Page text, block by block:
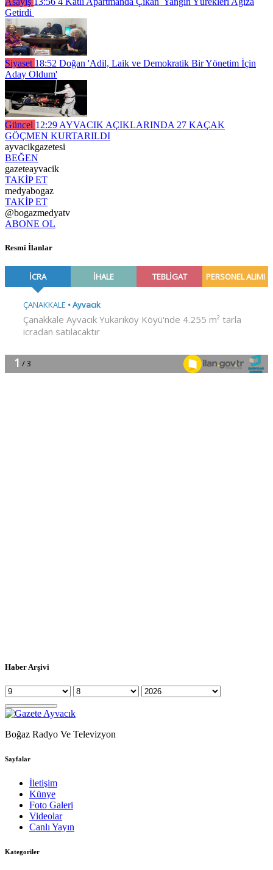
Getirdi
Siyaset 18:52 Doğan 'Adil, Laik ve Demokratik Bir Yönetim İçin
Aday Oldum'
Güncel 12:29 AYVACIK AÇIKLARINDA 27 KAÇAK
GÖÇMEN KURTARILDI
ayvacikgazetesi
BEĞEN
gazeteayvacik
TAKİP ET
medyabogaz
TAKİP ET
@bogazmedyatv
ABONE OL
Resmî İlanlar
Haber Arşivi
Boğaz Radyo Ve Televizyon
Sayfalar
İletişim
Künye
Foto Galeri
Videolar
Canlı Yayın
Kategoriler